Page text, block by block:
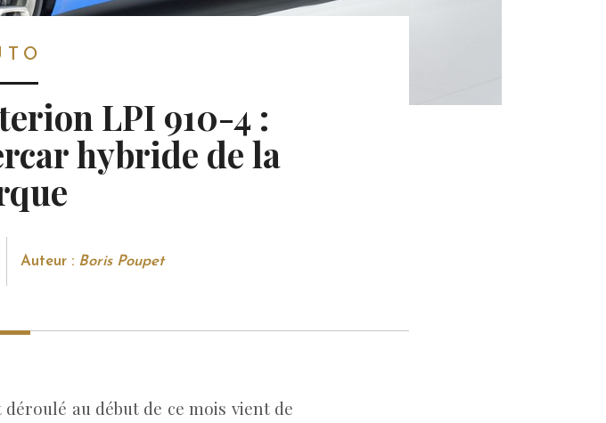
LPI 910-4 :
hybride de la
Auteur : Boris Poupet
au début de ce mois vient de